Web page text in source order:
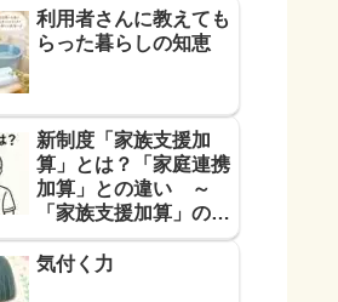
利用者さんに教えても
らった暮らしの知恵
新制度「家族支援加
算」とは？「家庭連携
加算」との違い ～
「家族支援加算」の算
定要件と支援方法！を
解説します～
気付く力